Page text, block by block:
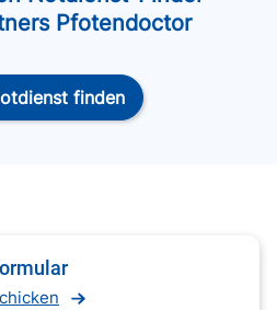
Pfotendoctor
finden